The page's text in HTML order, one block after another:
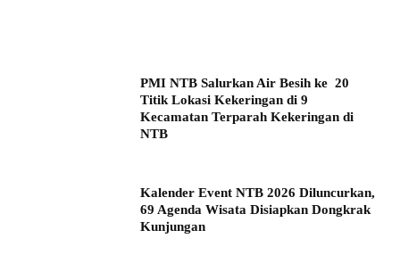
PMI NTB Salurkan Air Besih ke 20
Titik Lokasi Kekeringan di 9
Kecamatan Terparah Kekeringan di
NTB
Kalender Event NTB 2026 Diluncurkan,
69 Agenda Wisata Disiapkan Dongkrak
Kunjungan